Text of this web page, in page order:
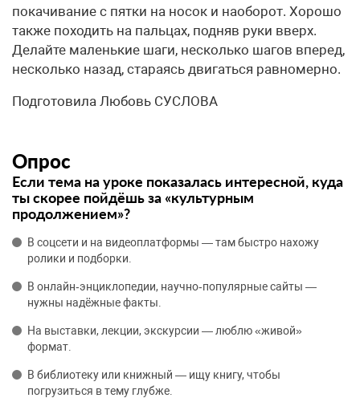
покачивание с пятки на носок и наоборот. Хорошо
также походить на пальцах, подняв руки вверх.
Делайте маленькие шаги, несколько шагов вперед,
несколько назад, стараясь двигаться равномерно.
Подготовила Любовь СУСЛОВА
Опрос
Если тема на уроке показалась интересной, куда
ты скорее пойдёшь за «культурным
продолжением»?
В соцсети и на видеоплатформы — там быстро нахожу
ролики и подборки.
В онлайн‑энциклопедии, научно‑популярные сайты —
нужны надёжные факты.
На выставки, лекции, экскурсии — люблю «живой»
формат.
В библиотеку или книжный — ищу книгу, чтобы
погрузиться в тему глубже.